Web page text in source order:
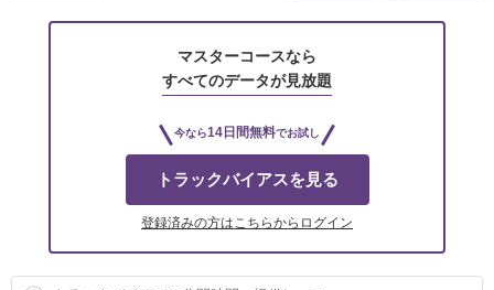
マスターコースなら
すべてのデータが見放題
今なら14日間無料でお試し
トラックバイアスを見る
登録済みの方はこちらからログイン